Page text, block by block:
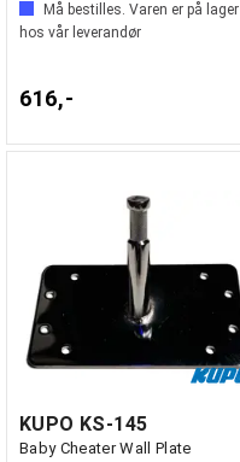
Må bestilles. Varen er på lager
hos vår leverandør
616,-
KUPO KS-145
Baby Cheater Wall Plate